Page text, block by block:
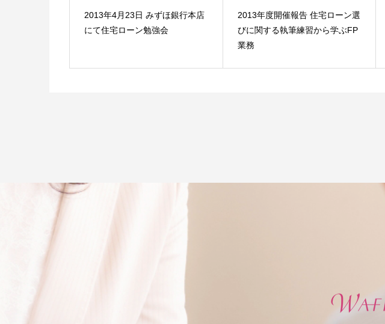
2013年4月23日 みずほ銀行本店
にて住宅ローン勉強会
2013年度開催報告 住宅ローン選
びに関する執筆練習から学ぶFP
業務